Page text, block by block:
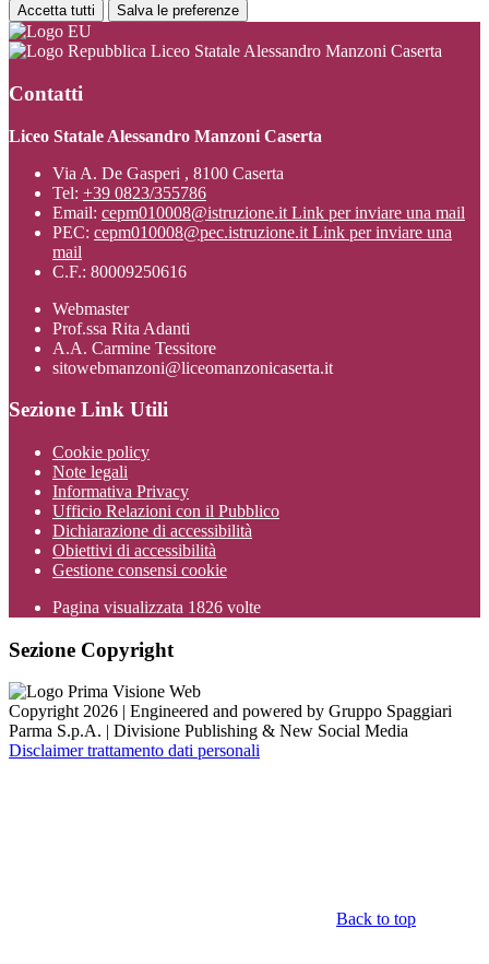
Accetta tutti Salva le preferenze
Liceo Statale Alessandro Manzoni Caserta
Contatti
Liceo Statale Alessandro Manzoni Caserta
Via A. De Gasperi , 8100 Caserta
Tel: +39 0823/355786
Email: cepm010008@istruzione.it Link per inviare una mail
PEC: cepm010008@pec.istruzione.it Link per inviare una
mail
C.F.: 80009250616
Webmaster
Prof.ssa Rita Adanti
A.A. Carmine Tessitore
sitowebmanzoni@liceomanzonicaserta.it
Sezione Link Utili
Cookie policy
Note legali
Informativa Privacy
Ufficio Relazioni con il Pubblico
Dichiarazione di accessibilità
Obiettivi di accessibilità
Gestione consensi cookie
Pagina visualizzata 1826 volte
Sezione Copyright
Copyright 2026 | Engineered and powered by Gruppo Spaggiari
Parma S.p.A. | Divisione Publishing & New Social Media
Disclaimer trattamento dati personali
Back to top